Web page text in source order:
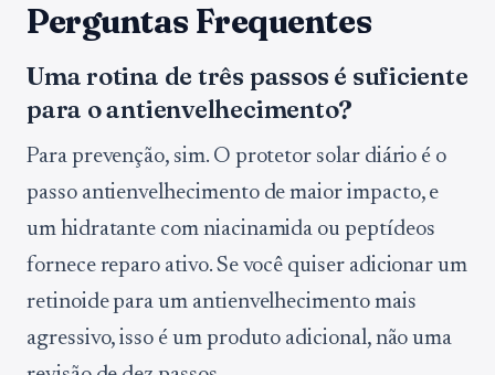
Perguntas Frequentes
Uma rotina de três passos é suficiente
para o antienvelhecimento?
Para prevenção, sim. O protetor solar diário é o
passo antienvelhecimento de maior impacto, e
um hidratante com niacinamida ou peptídeos
fornece reparo ativo. Se você quiser adicionar um
retinoide para um antienvelhecimento mais
agressivo, isso é um produto adicional, não uma